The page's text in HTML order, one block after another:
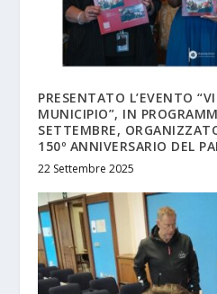
PRESENTATO L’EVENTO
MUNICIPIO”, IN
SETTEMBRE,
150º ANNIVERSARIO DEL
22 Settembre 2025